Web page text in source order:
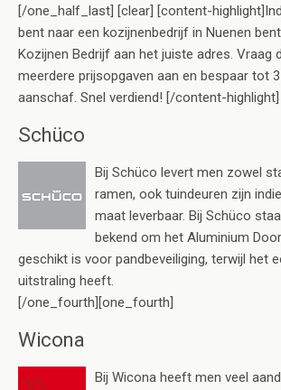
[/one_half_last] [clear] [content-
bent naar een kozijnenbedrijf in Nuenen
Kozijnen Bedrijf aan het juiste adres. Vraag
meerdere prijsopgaven aan en bespaar tot
aanschaf. Snel verdiend! [/content-
Schüco
Bij Schüco levert men zowel
ramen, ook tuindeuren zijn
maat leverbaar. Bij Schüco
bekend om het Aluminium
geschikt is voor pandbeveiliging, terwijl het
uitstraling heeft.
[/one_fourth][one_fourth]
Wicona
Bij Wicona heeft men veel